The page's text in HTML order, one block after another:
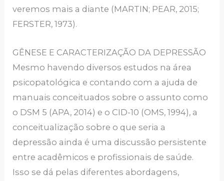
veremos mais a diante (MARTIN; PEAR, 2015;
FERSTER, 1973).
GÊNESE E CARACTERIZAÇÃO DA DEPRESSÃO
Mesmo havendo diversos estudos na área
psicopatológica e contando com a ajuda de
manuais conceituados sobre o assunto como
o DSM 5 (APA, 2014) e o CID-10 (OMS, 1994), a
conceitualização sobre o que seria a
depressão ainda é uma discussão persistente
entre acadêmicos e profissionais de saúde.
Isso se dá pelas diferentes abordagens,